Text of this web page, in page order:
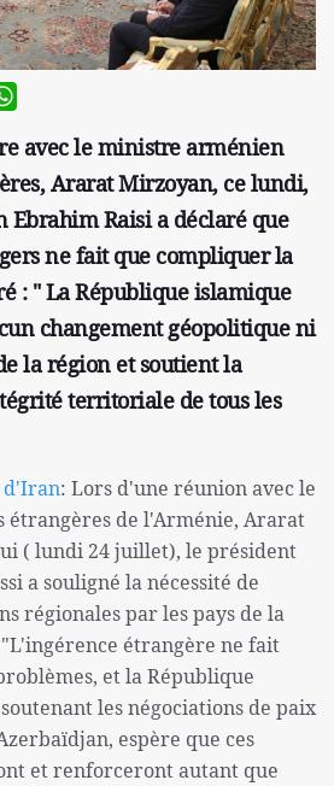
avec le ministre arménien
Ararat Mirzoyan, ce lundi,
Raisi a déclaré que
ne fait que compliquer la
: " La République islamique
changement géopolitique ni
la région et soutient la
territoriale de tous les
d'Iran: Lors d'une réunion avec le
étrangères de l'Arménie, Ararat
( lundi 24 juillet), le président
a souligné la nécessité de
régionales par les pays de la
étrangère ne fait
et la République
les négociations de paix
espère que ces
et renforceront autant que